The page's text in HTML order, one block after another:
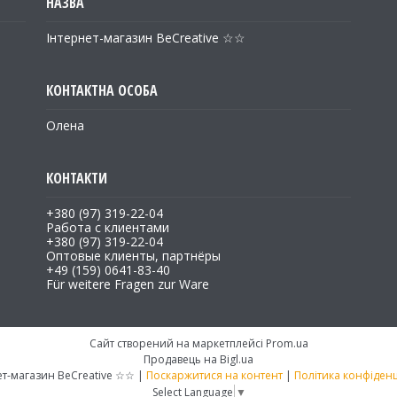
Інтернет-магазин BeCreative ☆☆
Олена
+380 (97) 319-22-04
Работа с клиентами
+380 (97) 319-22-04
Оптовые клиенты, партнёры
+49 (159) 0641-83-40
Für weitere Fragen zur Ware
Сайт створений на маркетплейсі Prom.ua
Продавець на Bigl.ua
Інтернет-магазин BeCreative ☆☆ | Поскаржитися на контент | Політика
Select Language ▼